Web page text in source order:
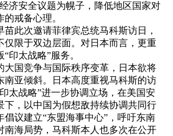
济安全议题为幌子，降低地区国家对
戒备心理。
此次邀请菲律宾总统马科斯访日，
仅限于双边层面。对日本而言，更重
印太战略”服务。
国竞争与国际秩序变革，日本欲将
南亚倾斜。日本高度重视马科斯的访
太战略”进一步协调立场，在美国安
下，以中国为假想敌持续协调共同行
倡议建立“东盟海事中心”，呼吁东南
南海局势，马科斯本人也多次在公开